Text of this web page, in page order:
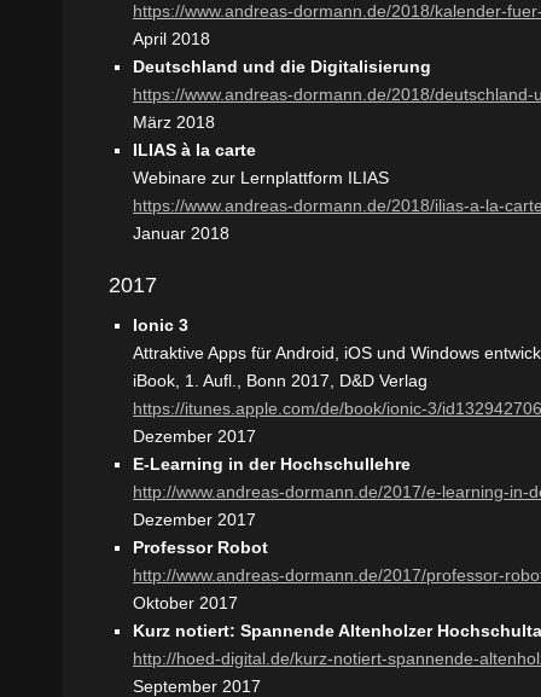
https://www.andreas-dormann.de/2018/kalender-
April 2018
Deutschland und die Digitalisierung
https://www.andreas-dormann.de/2018/
März 2018
ILIAS à la carte
Webinare zur Lernplattform ILIAS
https://www.andreas-dormann.de/2018/ilias-a-la-
Januar 2018
2017
Ionic 3
Attraktive Apps für Android, iOS und Windows
iBook, 1. Aufl., Bonn 2017, D&D Verlag
https://itunes.apple.com/de/book/ionic-3/
Dezember 2017
E-Learning in der Hochschullehre
http://www.andreas-dormann.de/2017/e-learning-in-
Dezember 2017
Professor Robot
http://www.andreas-dormann.de/2017/professor-
Oktober 2017
Kurz notiert: Spannende Altenholzer
http://hoed-digital.de/kurz-notiert-spannende-
September 2017